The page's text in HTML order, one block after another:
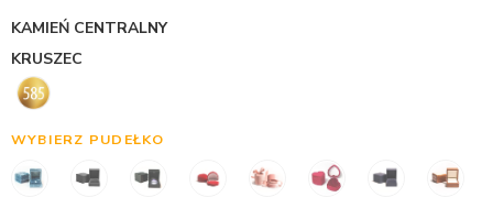
KAMIEŃ CENTRALNY
KRUSZEC
WYBIERZ PUDEŁKO